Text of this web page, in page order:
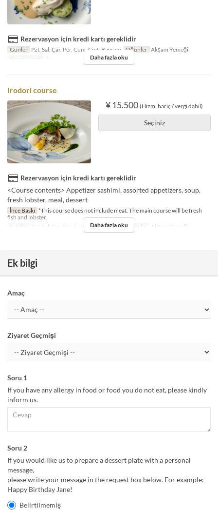
Rezervasyon için kredi kartı gereklidir
Günler Pzt, Sal, Çar, Per, Cum, Cmt, Bayram Öğünler Akşam Yemeği
Sipariş Limiti 2 ~ Daha fazla oku
Irodori course
¥ 15.500 (Hizm. hariç / vergi dahil)
Seçiniz
Rezervasyon için kredi kartı gereklidir
<Course contents> Appetizer sashimi, assorted appetizers, soup,
fresh lobster, meal, dessert
İnce Baskı *This course does not include meat. The main course will be fresh
fish and lobster.
Günler
Pzt, Sal, Çar, Per, Cum, Cmt, Bayram Öğünler Akşam Yemeği
Daha fazla oku
Ek bilgi
Amaç
Ziyaret Geçmişi
Soru 1
If you have any allergy in food or food you do not eat, please kindly
inform us.
Soru 2
If you would like us to prepare a dessert plate with a personal
message,
please write your message in the request box below. For example:
Happy Birthday Jane!
Belirtilmemiş